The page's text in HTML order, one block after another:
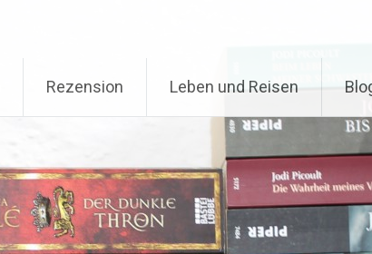
Rezension Leben und Reisen